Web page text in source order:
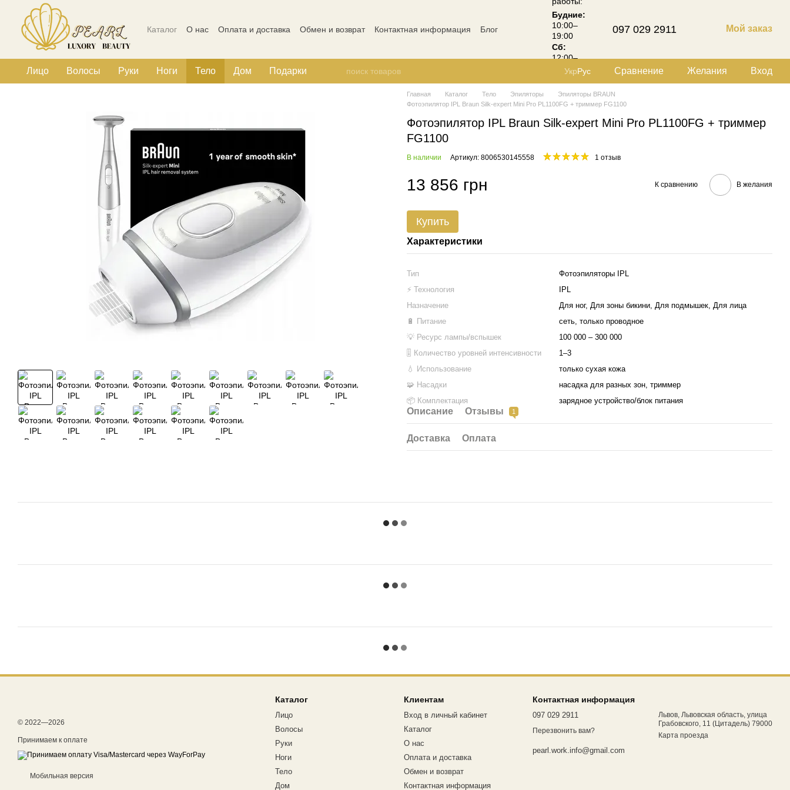
Перейти к основному контенту
Каталог О нас Оплата и доставка Обмен и возврат Контактная информация
Блог
Будние:
10:00–
19:00
Сб:
12:00–
18:00
097 029 2911 Мой заказ
Лицо Волосы Руки Ноги Тело Дом Подарки УкрРус Сравнение Желания Вход
Главная Каталог Тело Эпиляторы
Эпиляторы BRAUN
Фотоэпилятор IPL Braun Silk-expert Mini Pro PL1100FG + триммер FG1100
Фотоэпилятор IPL Braun Silk-expert Mini Pro PL1100FG + триммер
FG1100
В наличии Артикул: 8006530145558 1 отзыв
13 856 грн К сравнению В желания
Купить
Характеристики
Тип
Фотоэпиляторы IPL
⚡ Технология
IPL
Назначение
Для ног, Для зоны бикини, Для подмышек, Для лица
🔋 Питание
сеть, только проводное
💡 Ресурс лампы/вспышек
100 000 – 300 000
🎚 Количество уровней интенсивности
1–3
💧 Использование
только сухая кожа
🧩 Насадки
насадка для разных зон, триммер
📦 Комплектация
зарядное устройство/блок питания
Описание Отзывы 1
Доставка Оплата
© 2022—2026
Принимаем к оплате
Мобильная версия
Каталог
Лицо
Волосы
Руки
Ноги
Тело
Дом
Клиентам
Вход в личный кабинет
Каталог
О нас
Оплата и доставка
Обмен и возврат
Контактная информация
Контактная информация
097 029 2911
Перезвонить вам?
pearl.work.info@gmail.com
Львов, Львовская область, улица
Грабовского, 11 (Цитадель) 79000
Карта проезда